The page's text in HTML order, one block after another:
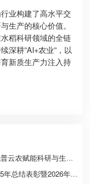
业构建了高水平交
生产的核心价值。
稻科研领域的全链
深耕”AI+农业”，以
新质生产力注入持
经典案例丨以AI解码植物表型，托普云农赋能科研与生产双场景实践
时间有为、未来无界|托普云农2025年总结表彰暨2026年会盛典圆满落幕